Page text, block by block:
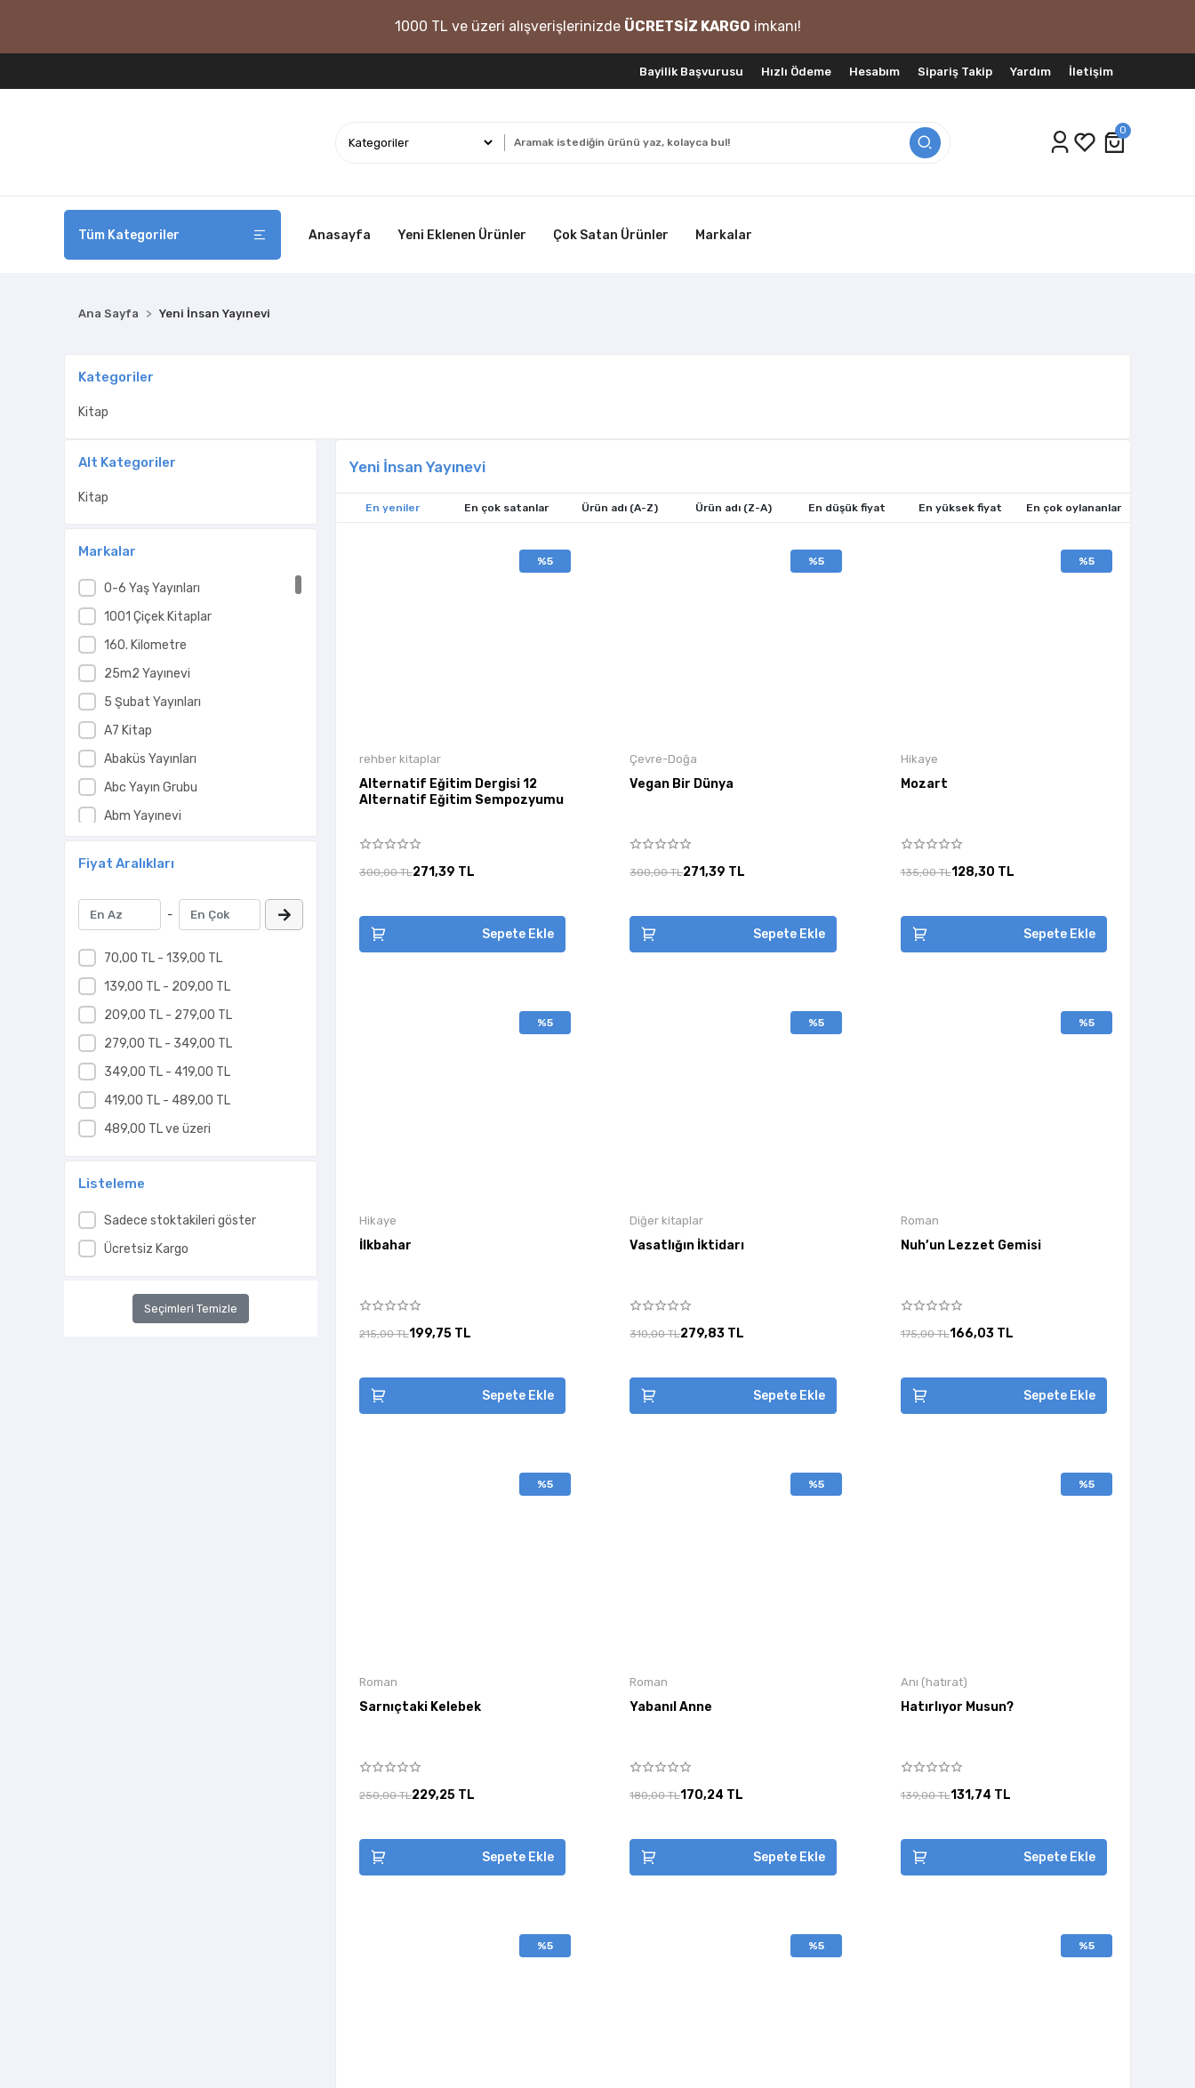
1000 TL ve üzeri alışverişlerinizde ÜCRETSİZ KARGO imkanı!
Bayilik Başvurusu Hızlı Ödeme Hesabım Sipariş Takip Yardım İletişim
0
Tüm Kategoriler Anasayfa Yeni Eklenen Ürünler Çok Satan Ürünler Markalar
Ana Sayfa Yeni İnsan Yayınevi
Kategoriler
Kitap
Alt Kategoriler
Kitap
Markalar
0-6 Yaş Yayınları
1001 Çiçek Kitaplar
160. Kilometre
25m2 Yayınevi
5 Şubat Yayınları
A7 Kitap
Abaküs Yayınları
Abc Yayın Grubu
Abm Yayınevi
Açılım Kitap
Adeda Yayıncılık
Aden Yayınevi
Admeta Kitap
Adres Yayınları
Afa Yayınları
Aganta Kitap
Agapi Yayınları
Agora Kitaplığı
Ahtapot
Ailem Yayınları
Akademi Çocuk
Akademik Kitaplar
Akaşa Yayınları
Akçağ Yayınları
Fiyat Aralıkları
-
70,00 TL - 139,00 TL
139,00 TL - 209,00 TL
209,00 TL - 279,00 TL
279,00 TL - 349,00 TL
349,00 TL - 419,00 TL
419,00 TL - 489,00 TL
489,00 TL ve üzeri
Listeleme
Sadece stoktakileri göster
Ücretsiz Kargo
Seçimleri Temizle
Yeni İnsan Yayınevi
En yeniler En çok satanlar Ürün adı (A-Z) Ürün adı (Z-A) En düşük fiyat En yüksek fiyat En çok oylananlar
%5
rehber kitaplar
Alternatif Eğitim Dergisi 12
Alternatif Eğitim Sempozyumu
300,00 TL271,39 TL
Sepete Ekle
%5
Çevre-Doğa
Vegan Bir Dünya
300,00 TL271,39 TL
Sepete Ekle
%5
Hikaye
Mozart
135,00 TL128,30 TL
Sepete Ekle
%5
Hikaye
İlkbahar
215,00 TL199,75 TL
Sepete Ekle
%5
Diğer kitaplar
Vasatlığın İktidarı
310,00 TL279,83 TL
Sepete Ekle
%5
Roman
Nuh’un Lezzet Gemisi
175,00 TL166,03 TL
Sepete Ekle
%5
Roman
Sarnıçtaki Kelebek
250,00 TL229,25 TL
Sepete Ekle
%5
Roman
Yabanıl Anne
180,00 TL170,24 TL
Sepete Ekle
%5
Anı (hatırat)
Hatırlıyor Musun?
139,00 TL131,74 TL
Sepete Ekle
%5 %5 %5